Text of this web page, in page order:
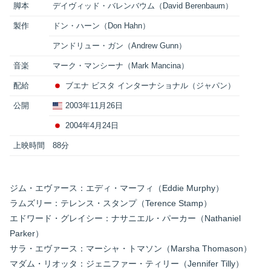
脚本 デイヴィッド・バレンバウム（David Berenbaum）
製作 ドン・ハーン（Don Hahn）
アンドリュー・ガン（Andrew Gunn）
音楽 マーク・マンシーナ（Mark Mancina）
配給 ブエナ ビスタ インターナショナル（ジャパン）
公開 2003年11月26日
2004年4月24日
上映時間 88分
ジム・エヴァース：エディ・マーフィ（Eddie Murphy）
ラムズリー：テレンス・スタンプ（Terence Stamp）
エドワード・グレイシー：ナサニエル・パーカー（Nathaniel
Parker）
サラ・エヴァース：マーシャ・トマソン（Marsha Thomason）
マダム・リオッタ：ジェニファー・ティリー（Jennifer Tilly）